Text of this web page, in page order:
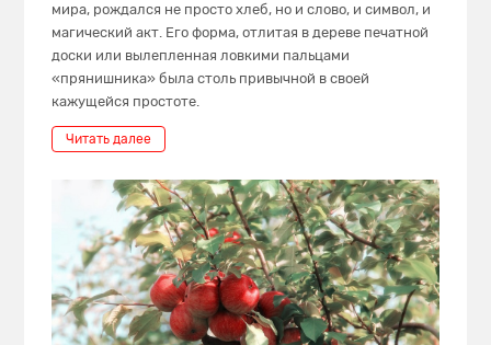
мира, рождался не просто хлеб, но и слово, и символ, и
магический акт. Его форма, отлитая в дереве печатной
доски или вылепленная ловкими пальцами
«прянишника» была столь привычной в своей
кажущейся простоте.
Читать далее